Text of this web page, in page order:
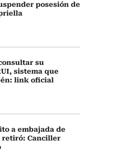
posesión de
su
sistema que
link oficial
a embajada de
retiró: Canciller